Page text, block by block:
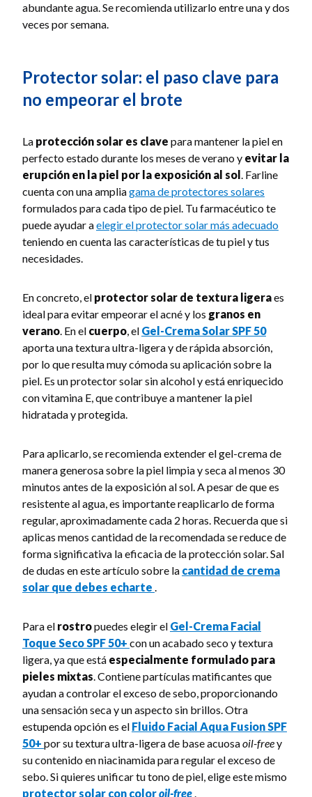
abundante agua. Se recomienda utilizarlo entre una y dos
veces por semana.
Protector solar: el paso clave para
no empeorar el brote
La protección solar es clave para mantener la piel en
perfecto estado durante los meses de verano y evitar la
erupción en la piel por la exposición al sol . Farline
cuenta con una ampliagama de protectores solares
formulados para cada tipo de piel. Tu farmacéutico te
puede ayudar aelegir el protector solar más adecuado
teniendo en cuenta las características de tu piel y tus
necesidades.
En concreto, el protector solar de textura ligeraes
ideal para evitar empeorar el acné y los granos en
verano. En el cuerpo, el Gel-Crema Solar SPF 50
aporta una textura ultra-ligera y de rápida absorción,
por lo que resulta muy cómoda su aplicación sobre la
piel. Es un protector solar sin alcohol y está enriquecido
con vitamina E, que contribuye a mantener la piel
hidratada y protegida.
Para aplicarlo, se recomienda extender el gel-crema de
manera generosa sobre la piel limpia y seca al menos 30
minutos antes de la exposición al sol. A pesar de que es
resistente al agua, es importante reaplicarlo de forma
regular, aproximadamente cada 2 horas. Recuerda que si
aplicas menos cantidad de la recomendada se reduce de
forma significativa la eficacia de la protección solar. Sal
de dudas en este artículo sobre la cantidad de crema
solar que debes echarte .
Para el rostropuedes elegir el Gel-Crema Facial
Toque Seco SPF 50+ con un acabado seco y textura
ligera, ya que está especialmente formulado para
pieles mixtas. Contiene partículas matificantes que
ayudan a controlar el exceso de sebo, proporcionando
una sensación seca y un aspecto sin brillos. Otra
estupenda opción es el Fluido Facial Aqua Fusion SPF
50+ por su textura ultra-ligera de base acuosaoil-freey
su contenido en niacinamida para regular el exceso de
sebo. Si quieres unificar tu tono de piel, elige este mismo
protector solar con coloroil-free.